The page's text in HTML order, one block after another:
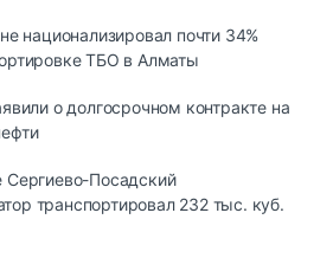
национализировал почти 34%
ТБО в Алматы
о долгосрочном контракте на
Посадский
транспортировал 232 тыс. куб.